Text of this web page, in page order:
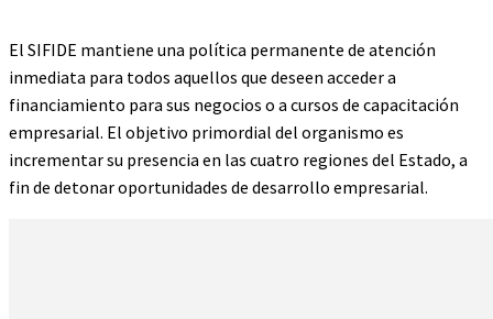
El SIFIDE mantiene una política permanente de atención
inmediata para todos aquellos que deseen acceder a
financiamiento para sus negocios o a cursos de capacitación
empresarial. El objetivo primordial del organismo es
incrementar su presencia en las cuatro regiones del Estado, a
fin de detonar oportunidades de desarrollo empresarial.